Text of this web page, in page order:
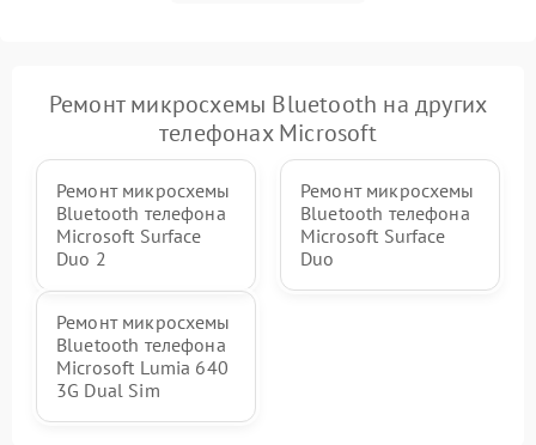
Ремонт микросхемы Bluetooth на других
телефонах Microsoft
Ремонт микросхемы
Bluetooth телефона
Microsoft Surface
Duo 2
Ремонт микросхемы
Bluetooth телефона
Microsoft Surface
Duo
Ремонт микросхемы
Bluetooth телефона
Microsoft Lumia 640
3G Dual Sim